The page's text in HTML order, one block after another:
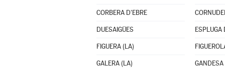
CORBERA D'EBRE
DUESAIGÜES ESPLUGA
FIGUERA (LA)
GALERA (LA) GANDESA